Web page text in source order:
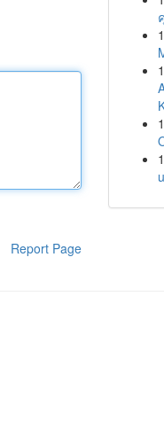
Report Page
1
1
1
1